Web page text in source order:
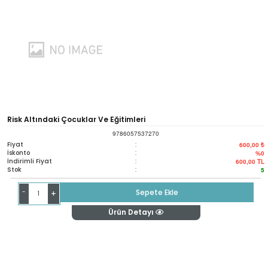
Risk Altındaki Çocuklar Ve Eğitimleri
9786057537270
Fiyat : 600,00 ₺
İskonto : %0
İndirimli Fiyat : 600,00 TL
Stok : 5
- +
Sepete Ekle
Ürün Detayı